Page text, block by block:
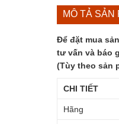
MÔ TẢ SẢN
Để đặt mua
tư vấn và báo
(Tùy theo sản
CHI TIẾT
Hãng